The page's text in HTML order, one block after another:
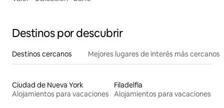
Destinos por descubrir
Destinos cercanos Mejores lugares de interés más cercanos
Ciudad de Nueva York
Alojamientos para vacaciones
Filadelfia
Alojamientos para vacaciones